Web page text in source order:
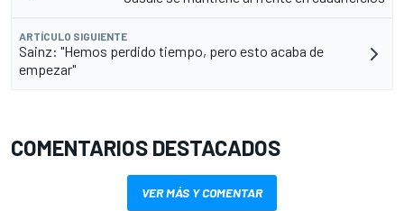
ARTÍCULO SIGUIENTE
Sainz: "Hemos perdido tiempo, pero esto acaba de
empezar"
COMENTARIOS DESTACADOS
VER MÁS Y COMENTAR